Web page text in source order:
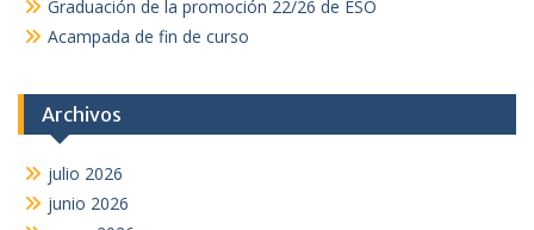
Graduación de la promoción 22/26 de ESO
Acampada de fin de curso
Archivos
julio 2026
junio 2026